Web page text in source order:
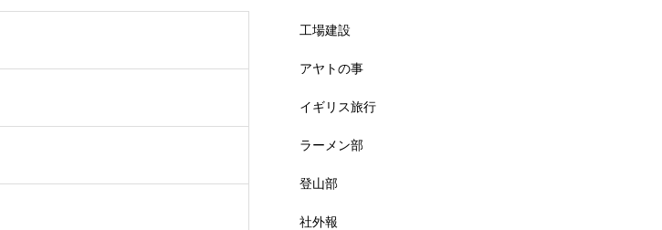
工場建設
アヤトの事
イギリス旅行
ラーメン部
登山部
社外報